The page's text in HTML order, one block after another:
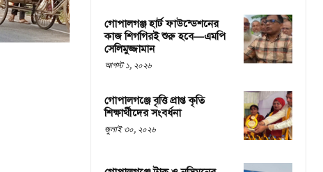
গোপালগঞ্জ হার্ট ফাউন্ডেশনের
কাজ শিগগিরই শুরু হবে—এমপি
সেলিমুজ্জামান
আগস্ট ১, ২০২৬
গোপালগঞ্জে বৃত্তি প্রাপ্ত কৃতি
শিক্ষার্থীদের সংবর্ধনা
জুলাই ৩০, ২০২৬